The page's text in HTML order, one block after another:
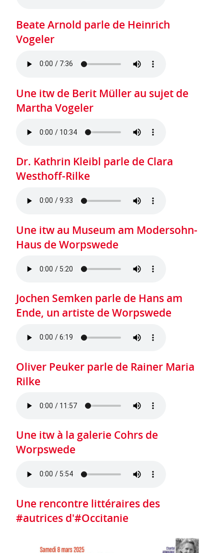
Beate Arnold parle de Heinrich
Vogeler
Une itw de Berit Müller au sujet de
Martha Vogeler
Dr. Kathrin Kleibl parle de Clara
Westhoff-Rilke
Une itw au Museum am Modersohn-
Haus de Worpswede
Jochen Semken parle de Hans am
Ende, un artiste de Worpswede
Oliver Peuker parle de Rainer Maria
Rilke
Une itw à la galerie Cohrs de
Worpswede
Une rencontre littéraires des
#autrices d'#Occitanie